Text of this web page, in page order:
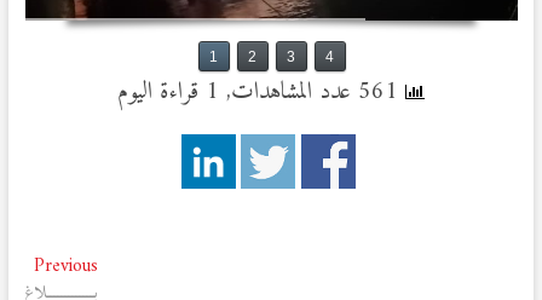
1 2 3 4
561 عدد المشاهدات, 1 قراءة اليوم
Previous
post: